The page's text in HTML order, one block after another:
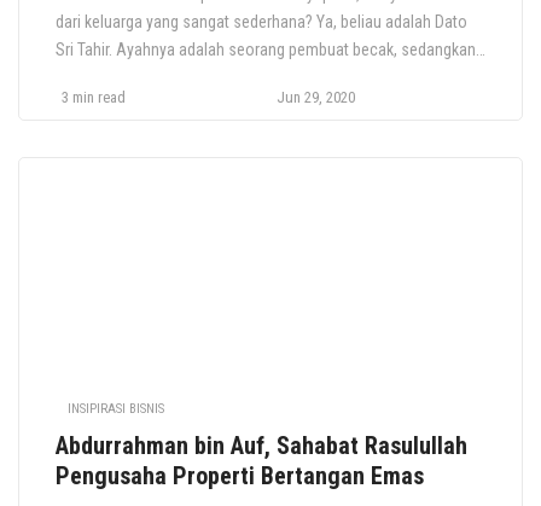
dari keluarga yang sangat sederhana? Ya, beliau adalah Dato
Sri Tahir. Ayahnya adalah seorang pembuat becak, sedangkan
Tahir yang gigih dan dermawan mampu mengantarkannya
3 min read Jun 29, 2020
INSIPIRASI BISNIS
Abdurrahman bin Auf, Sahabat Rasulullah
Pengusaha Properti Bertangan Emas